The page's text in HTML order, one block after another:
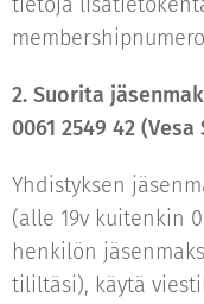
2. Suorita
0061 2549 42
Yhdistyksen
(alle 19v kuitenkin
henkilön
tililtäsi), käytä